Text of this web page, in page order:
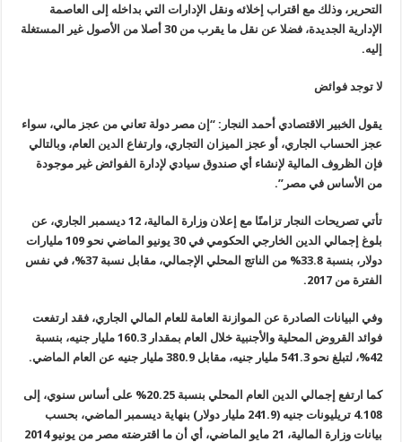
التحرير، وذلك مع اقتراب إخلائه ونقل الإدارات التي بداخله إلى العاصمة
الإدارية الجديدة، فضلا عن نقل ما يقرب من 30 أصلا من الأصول غير المستغلة
إليه.
لا توجد فوائض
يقول الخبير الاقتصادي أحمد النجار: “إن مصر دولة تعاني من عجز مالي، سواء
عجز الحساب الجاري، أو عجز الميزان التجاري، وارتفاع الدين العام، وبالتالي
فإن الظروف المالية لإنشاء أي صندوق سيادي لإدارة الفوائض غير موجودة
من الأساس في مصر”.
تأتي تصريحات النجار تزامنًا مع إعلان وزارة المالية، 12 ديسمبر الجاري، عن
بلوغ إجمالي الدين الخارجي الحكومي في 30 يونيو الماضي نحو 109 مليارات
دولار، بنسبة 33.8% من الناتج المحلي الإجمالي، مقابل نسبة 37%، في نفس
الفترة من 2017
.
وفي البيانات الصادرة عن الموازنة العامة للعام المالي الجاري، فقد ارتفعت
فوائد القروض المحلية والأجنبية خلال العام بمقدار 160.3 مليار جنيه، بنسبة
42%، لتبلغ نحو 541.3 مليار جنيه، مقابل 380.9 مليار جنيه عن العام الماضي
.
كما ارتفع إجمالي الدين العام المحلي بنسبة 20.25% على أساس سنوي، إلى
4.108
تريليونات جنيه (241.9 مليار دولار) بنهاية ديسمبر الماضي، بحسب
بيانات وزارة المالية، 21 مايو الماضي، أي أن ما اقترضته مصر من يونيو 2014